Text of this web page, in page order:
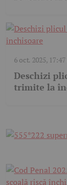
6 oct. 2025, 17:47
Deschizi
trimite la